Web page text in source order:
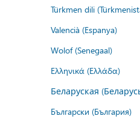
Türkmen dili
Valencià (Espanya)
Wolof (Senegaal)
Ελληνικά (Ελλάδα)
Беларуская
Български (България)